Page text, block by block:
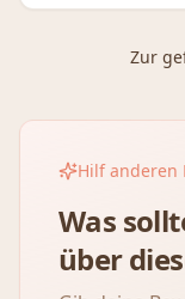
Zur
Hilf anderen
Was
über